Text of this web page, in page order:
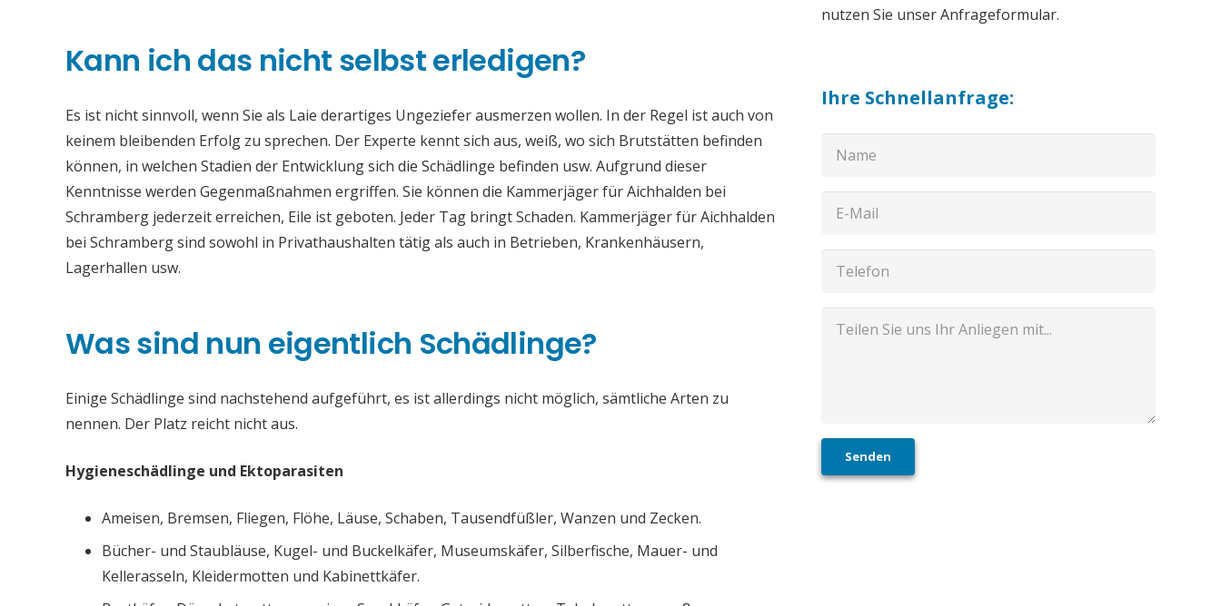
Kann ich das nicht selbst erledigen?
Es ist nicht sinnvoll, wenn Sie als Laie derartiges Ungeziefer ausmerzen wollen. In der Regel ist auch von
keinem bleibenden Erfolg zu sprechen. Der Experte kennt sich aus, weiß, wo sich Brutstätten befinden
können, in welchen Stadien der Entwicklung sich die Schädlinge befinden usw. Aufgrund dieser
Kenntnisse werden Gegenmaßnahmen ergriffen. Sie können die Kammerjäger für Aichhalden bei
Schramberg jederzeit erreichen, Eile ist geboten. Jeder Tag bringt Schaden. Kammerjäger für Aichhalden
bei Schramberg sind sowohl in Privathaushalten tätig als auch in Betrieben, Krankenhäusern,
Lagerhallen usw.
Was sind nun eigentlich Schädlinge?
Einige Schädlinge sind nachstehend aufgeführt, es ist allerdings nicht möglich, sämtliche Arten zu
nennen. Der Platz reicht nicht aus.
Hygieneschädlinge und Ektoparasiten
Ameisen, Bremsen, Fliegen, Flöhe, Läuse, Schaben, Tausendfüßler, Wanzen und Zecken.
Bücher- und Staubläuse, Kugel- und Buckelkäfer, Museumskäfer, Silberfische, Mauer- und
Kellerasseln, Kleidermotten und Kabinettkäfer.
nutzen Sie unser Anfrageformular.
Ihre Schnellanfrage:
Senden